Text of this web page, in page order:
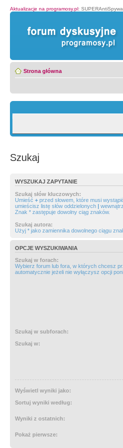
Aktualizacje na programosy.pl:
Strona główna
Szukaj
WYSZUKAJ ZAPYTANIE
Szukaj słów kluczowych:
Umieść + przed słowem, które musi
umieścisz listę słów oddzielonych |
Znak * zastępuje dowolny ciąg znaków.
Szukaj autora:
Użyj * jako zamiennika dowolnego ciągu
OPCJE WYSZUKIWANIA
Szukaj w forach:
Wybierz forum lub fora, w których chcesz
automatycznie jeżeli nie wyłączysz opcji
Szukaj w subforach:
Szukaj w:
Wyświetl wyniki jako:
Sortuj wyniki według:
Wyniki z ostatnich:
Pokaż pierwsze: